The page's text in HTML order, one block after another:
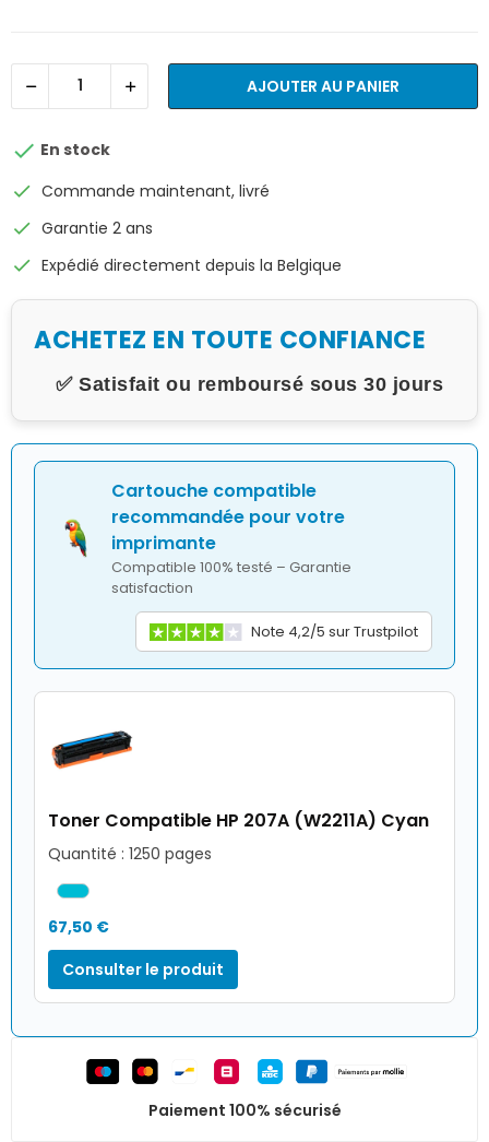
AJOUTER AU PANIER
 En stock
check Commande maintenant, livré
check Garantie 2 ans
check Expédié directement depuis la Belgique
ACHETEZ EN TOUTE CONFIANCE
✅ Satisfait ou remboursé sous 30 jours
Cartouche compatible
recommandée pour votre
imprimante
Compatible 100% testé – Garantie
satisfaction
Note 4,2/5 sur Trustpilot
Toner Compatible HP 207A (W2211A) Cyan
Quantité : 1250 pages
67,50 €
Consulter le produit
Paiement 100% sécurisé